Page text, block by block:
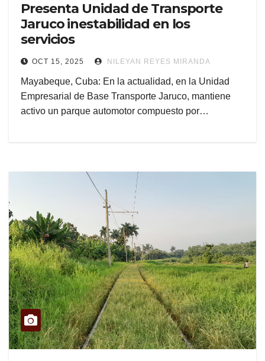
Presenta Unidad de Transporte
Jaruco inestabilidad en los
servicios
OCT 15, 2025 NILEYAN REYES MIRANDA
Mayabeque, Cuba: En la actualidad, en la Unidad
Empresarial de Base Transporte Jaruco, mantiene
activo un parque automotor compuesto por…